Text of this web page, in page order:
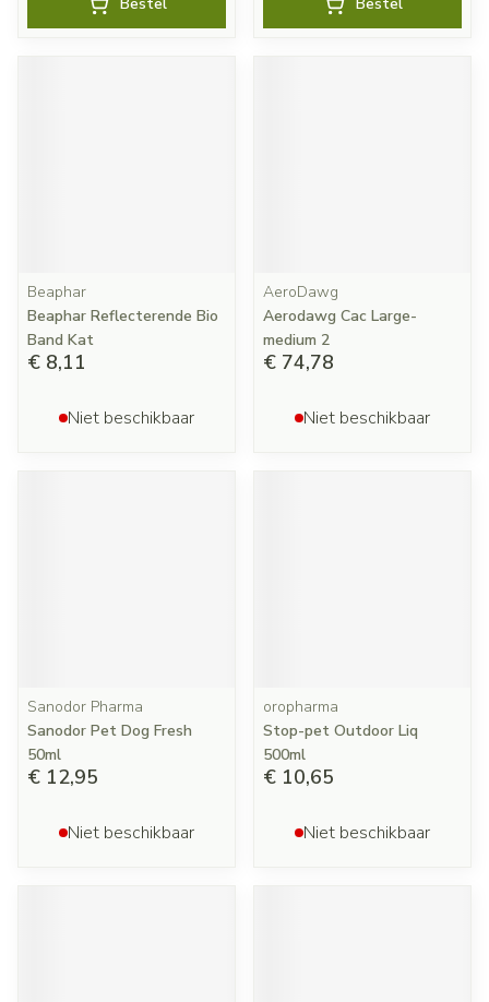
Beaphar
Beaphar Reflecterende Bio
Band Kat
€ 8,11
Niet beschikbaar
AeroDawg
Aerodawg Cac Large-
medium 2
€ 74,78
Niet beschikbaar
Sanodor Pharma
Sanodor Pet Dog Fresh
50ml
€ 12,95
Niet beschikbaar
oropharma
Stop-pet Outdoor Liq
500ml
€ 10,65
Niet beschikbaar